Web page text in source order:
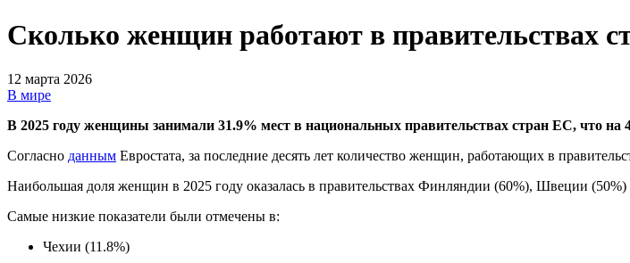
Сколько женщин работают в правительствах
12 марта 2026
В мире
В 2025 году женщины занимали 31.9% мест в национальных правительствах стран ЕС, что на
Согласно данным Евростата, за последние десять лет количество женщин, работающих в
Наибольшая доля женщин в 2025 году оказалась в правительствах Финляндии (60%), Швеции
Самые низкие показатели были отмечены в:
Чехии (11.8%)